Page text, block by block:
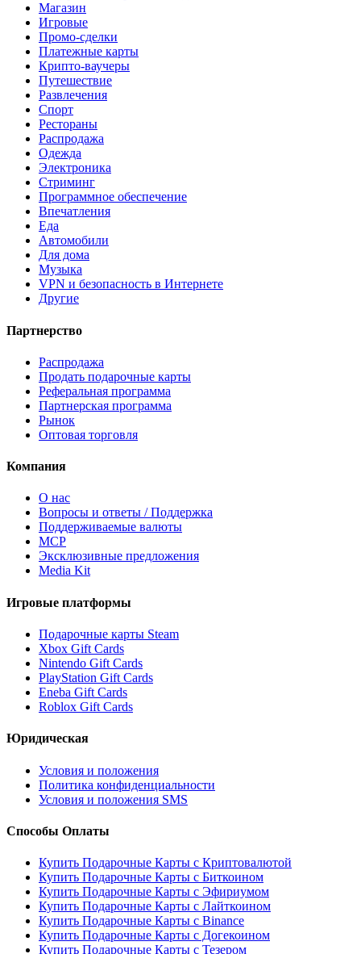
Магазин
Игровые
Промо-сделки
Платежные карты
Крипто-ваучеры
Путешествие
Развлечения
Спорт
Рестораны
Распродажа
Одежда
Электроника
Стриминг
Программное обеспечение
Впечатления
Еда
Автомобили
Для дома
Музыка
VPN и безопасность в Интернете
Другие
Партнерство
Распродажа
Продать подарочные карты
Реферальная программа
Партнерская программа
Рынок
Оптовая торговля
Компания
О нас
Вопросы и ответы / Поддержка
Поддерживаемые валюты
MCP
Эксклюзивные предложения
Media Kit
Игровые платформы
Подарочные карты Steam
Xbox Gift Cards
Nintendo Gift Cards
PlayStation Gift Cards
Eneba Gift Cards
Roblox Gift Cards
Юридическая
Условия и положения
Политика конфиденциальности
Условия и положения SMS
Способы Оплаты
Купить Подарочные Карты с Криптовалютой
Купить Подарочные Карты с Биткоином
Купить Подарочные Карты с Эфириумом
Купить Подарочные Карты с Лайткоином
Купить Подарочные Карты с Binance
Купить Подарочные Карты с Догекоином
Купить Подарочные Карты с Тезером